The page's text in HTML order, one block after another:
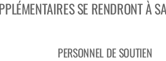
SE RENDRONTÀ
PERSONNEL DE SOUTIEN